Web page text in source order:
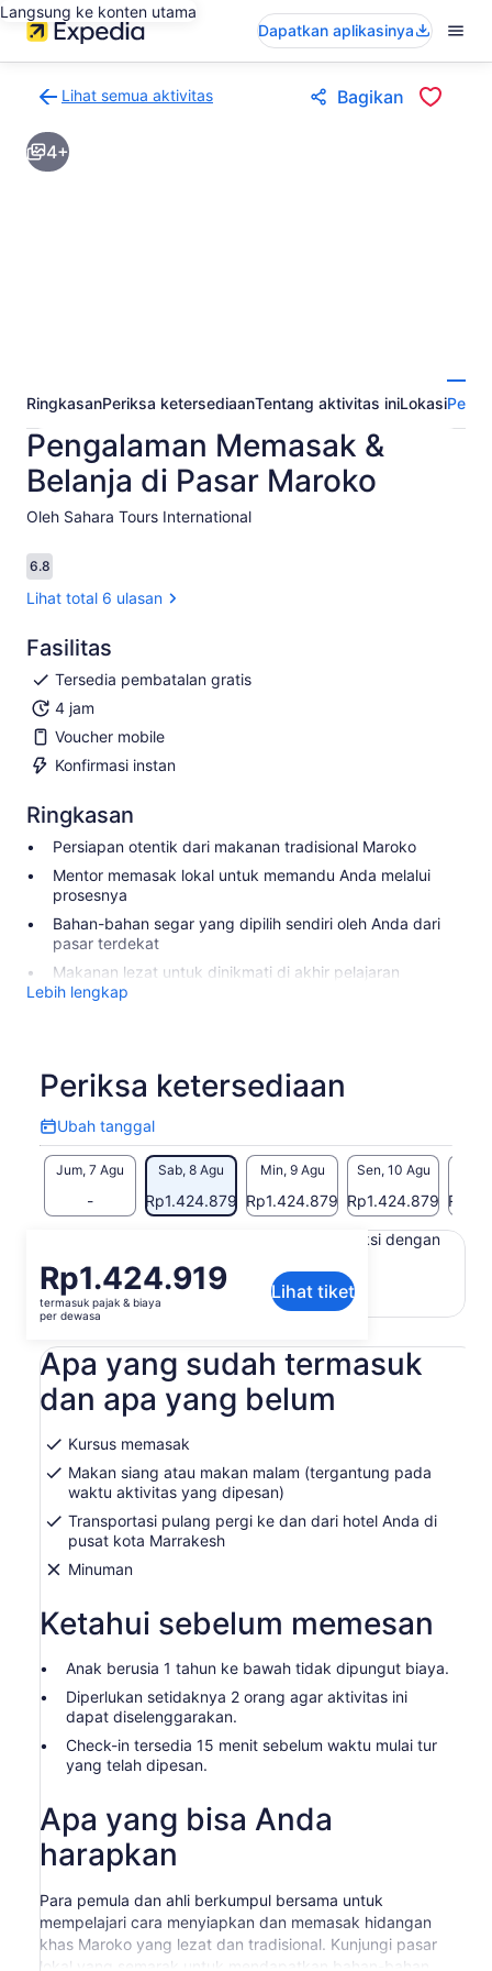
Langsung ke konten utama
Dapatkan aplikasinya
Lihat semua aktivitas
ke
halaman
hasil
Bagikan
4+
RingkasanPeriksa ketersediaanTentang aktivitas iniLokasi
Pengalaman Memasak &
Belanja di Pasar Maroko
Oleh Sahara Tours International
6.86.8 dari 10
Lihat total 6 ulasan
Fasilitas
Tersedia pembatalan gratis
4 jam
Voucher mobile
Konfirmasi instan
Ringkasan
Persiapan otentik dari makanan tradisional Maroko
Mentor memasak lokal untuk memandu Anda melalui
prosesnya
Bahan-bahan segar yang dipilih sendiri oleh Anda dari
pasar terdekat
Makanan lezat untuk dinikmati di akhir pelajaran
Lebih lengkap
Periksa ketersediaan
Ubah tanggal
Ubah
tanggal
Jum, 7 Agu
-
Sab, 8 Agu
Rp1.424.879
Min, 9 Agu
Rp1.424.879
Sen, 10 Agu
Rp1.424.879
Harga
Rp1.424.919
per
Rp1.424.919
termasuk pajak & biaya
per dewasa
Lihat tiket
Konten di halaman ini mungkin diproduksi dengan
Lihat teks asli (Bahasa Inggris)
Berikan masukan untuk terjemahan ini
tab
baru
Apa yang sudah termasuk
dan apa yang belum
Kursus memasak
Makan siang atau makan malam (tergantung pada
waktu aktivitas yang dipesan)
Transportasi pulang pergi ke dan dari hotel Anda di
pusat kota Marrakesh
Minuman
Ketahui sebelum memesan
Anak berusia 1 tahun ke bawah tidak dipungut biaya.
Diperlukan setidaknya 2 orang agar aktivitas ini
dapat diselenggarakan.
Check-in tersedia 15 menit sebelum waktu mulai tur
yang telah dipesan.
Apa yang bisa Anda
harapkan
Para pemula dan ahli berkumpul bersama untuk
mempelajari cara menyiapkan dan memasak hidangan
khas Maroko yang lezat dan tradisional. Kunjungi pasar
lokal yang semarak untuk mendapatkan bahan-bahan